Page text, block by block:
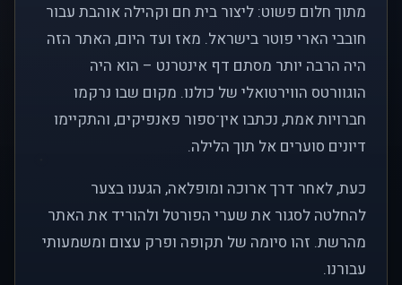
מתוך חלום פשוט: ליצור בית חם וקהילה אוהבת עבור
חובבי הארי פוטר בישראל. מאז ועד היום, האתר הזה
היה הרבה יותר מסתם דף אינטרנט – הוא היה
הוגוורטס הווירטואלי של כולנו. מקום שבו נרקמו
חברויות אמת, נכתבו אין־ספור פאנפיקים, והתקיימו
דיונים סוערים אל תוך הלילה.
כעת, לאחר דרך ארוכה ומופלאה, הגענו בצער
להחלטה לסגור את שערי הפורטל ולהוריד את האתר
מהרשת. זהו סיומה של תקופה ופרק עצום ומשמעותי
עבורנו.